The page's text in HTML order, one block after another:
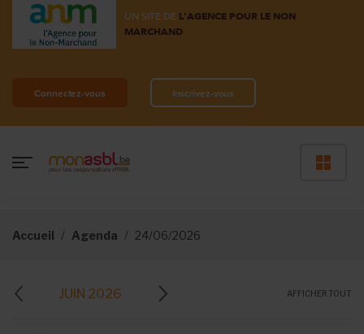
UN SITE DE L'AGENCE POUR LE NON
MARCHAND
Connectez-vous Inscrivez-vous
Accueil Agenda 24/06/2026
JUIN 2026 AFFICHER TOUT